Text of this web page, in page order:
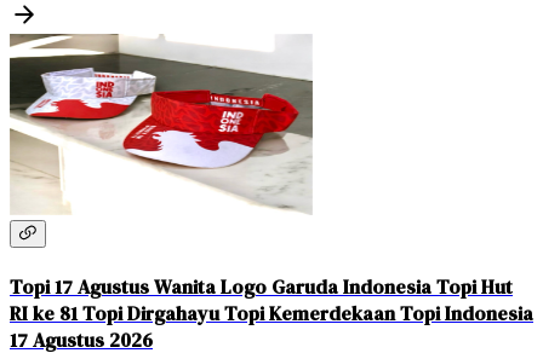
Topi 17 Agustus Wanita Logo Garuda Indonesia Topi Hut
RI ke 81 Topi Dirgahayu Topi Kemerdekaan Topi Indonesia
17 Agustus 2026